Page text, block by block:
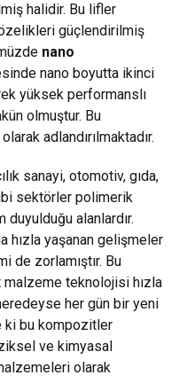
halidir. Bu lifler
güçlendirilmiş
nano
nano boyutta ikinci
yüksek performanslı
olmuştur. Bu
adlandırılmaktadır.
sanayi, otomotiv, gıda,
sektörler polimerik
alanlardır.
hızla yaşanan gelişmeler
de zorlamıştır. Bu
teknolojisi hızla
her gün bir yeni
ki bu kompozitler
ve kimyasal
olarak